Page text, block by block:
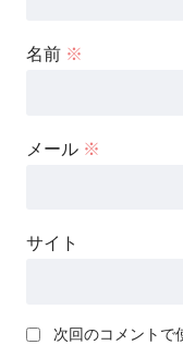
名前 ※
メール ※
サイト
次回のコメントで